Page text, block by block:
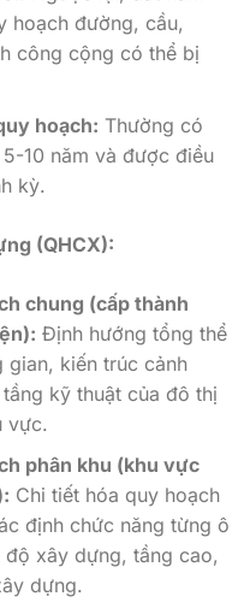
hoạch đường, cầu,
công cộng có thể bị
hoạch: Thường có
10 năm và được điều
kỳ.
(QHCX):
chung (cấp thành
Định hướng tổng thể
gian, kiến trúc cảnh
kỹ thuật của đô thị
vực.
phân khu (khu vực
Chi tiết hóa quy hoạch
định chức năng từng ô
độ xây dựng, tầng cao,
dựng.